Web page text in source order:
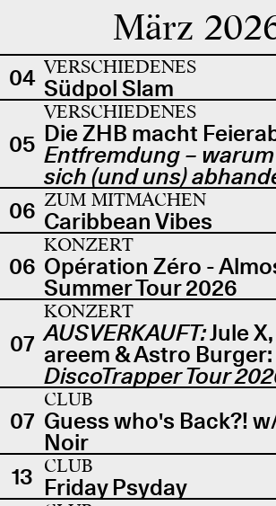
März
04 VERSCHIEDENES
Südpol Slam
05
VERSCHIEDENES
Die ZHB macht
Entfremdung –
sich (und uns)
06 ZUM MITMACHEN
Caribbean Vibes
06
KONZERT
Opération Zéro -
Summer Tour 2026
07
KONZERT
AUSVERKAUFT:Jule
areem & Astro Burger:
DiscoTrapper Tour
07
CLUB
Guess who's Back?!
Noir
13 CLUB
Friday Psyday